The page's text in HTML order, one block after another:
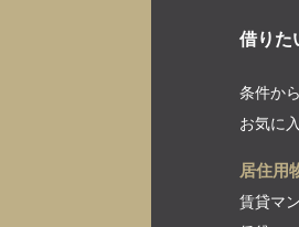
借りた
条件か
お気に
居住用
賃貸マ